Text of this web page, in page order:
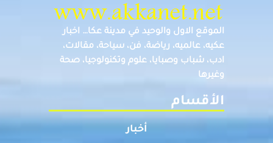
الموقع الاول والوحيد في مدينة عكا… اخبار
عكيه، عالميه، رياضة، فن، سياحة، مقالات،
ادب، شباب وصبايا، علوم وتكنولوجيا، صحة
وغيرها
الأقسام
أخبار